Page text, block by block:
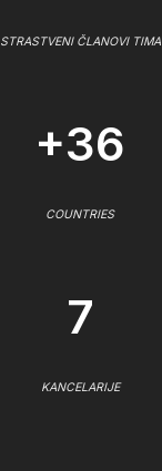
STRASTVENI ČLANOVI TIMA
+36
COUNTRIES
7
KANCELARIJE